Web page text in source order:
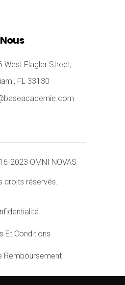
West Flagler Street,
FL 33130
2023 OMNI NOVAS
droits réservés.
Et Conditions
Remboursement